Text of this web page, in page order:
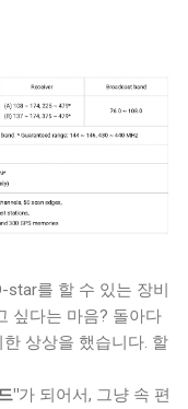
star를 할 수 있는 장비
싶다는 마음? 돌아다
상상을 했습니다. 할
"가 되어서, 그냥 속 편